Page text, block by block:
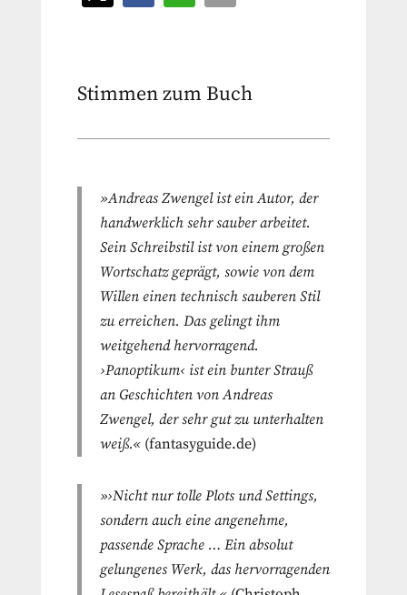
Stimmen zum Buch
»Andreas Zwengel ist ein Autor, der
handwerklich sehr sauber arbeitet.
Sein Schreibstil ist von einem großen
Wortschatz geprägt, sowie von dem
Willen einen technisch sauberen Stil
zu erreichen. Das gelingt ihm
weitgehend hervorragend.
›Panoptikum‹ ist ein bunter Strauß
an Geschichten von Andreas
Zwengel, der sehr gut zu unterhalten
weiß.«(fantasyguide.de)
»›Nicht nur tolle Plots und Settings,
sondern auch eine angenehme,
passende Sprache … Ein absolut
gelungenes Werk, das hervorragenden